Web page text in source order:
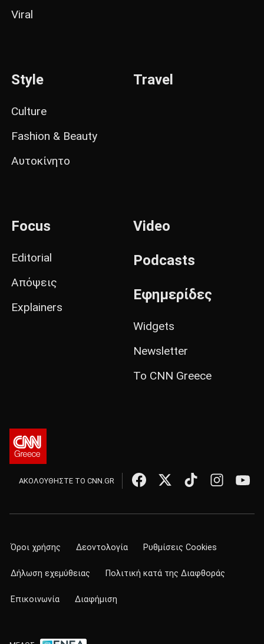
Viral
Style
Culture
Fashion & Beauty
Αυτοκίνητο
Travel
Focus
Editorial
Απόψεις
Explainers
Video
Podcasts
Εφημερίδες
Widgets
Newsletter
Το CNN Greece
ΑΚΟΛΟΥΘΗΣΤΕ ΤΟ CNN.GR
Όροι χρήσης Δεοντολογία Ρυθμίσεις Cookies
Δήλωση εχεμύθειας Πολιτική κατά της Διαφθοράς
Επικοινωνία Διαφήμιση